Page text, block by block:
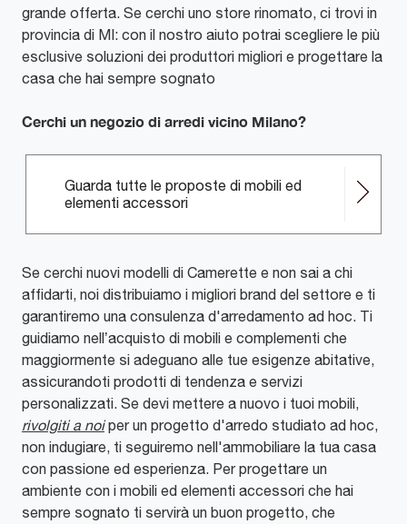
grande offerta. Se cerchi uno store rinomato, ci trovi in
provincia di MI: con il nostro aiuto potrai scegliere le più
esclusive soluzioni dei produttori migliori e progettare la
casa che hai sempre sognato
Cerchi un negozio di arredi vicino Milano?
Guarda tutte le proposte di mobili ed
elementi accessori
Se cerchi nuovi modelli di Camerette e non sai a chi
affidarti, noi distribuiamo i migliori brand del settore e ti
garantiremo una consulenza d'arredamento ad hoc. Ti
guidiamo nell’acquisto di mobili e complementi che
maggiormente si adeguano alle tue esigenze abitative,
assicurandoti prodotti di tendenza e servizi
personalizzati. Se devi mettere a nuovo i tuoi mobili,
rivolgiti a noiper un progetto d'arredo studiato ad hoc,
non indugiare, ti seguiremo nell'ammobiliare la tua casa
con passione ed esperienza. Per progettare un
ambiente con i mobili ed elementi accessori che hai
sempre sognato ti servirà un buon progetto, che